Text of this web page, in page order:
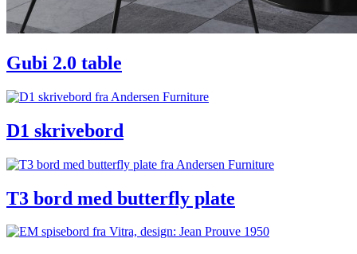
Gubi 2.0 table
D1 skrivebord
T3 bord med butterfly plate